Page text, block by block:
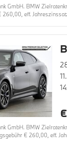
GmbH. BMW
eff.
GmbH. BMW
€ 260,00, eff.